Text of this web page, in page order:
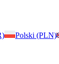
Polski (PLN)